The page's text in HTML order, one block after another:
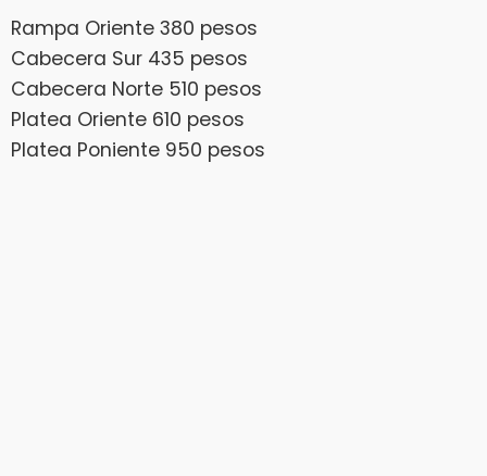
Rampa Oriente 380 pesos
Cabecera Sur 435 pesos
Cabecera Norte 510 pesos
Platea Oriente 610 pesos
Platea Poniente 950 pesos